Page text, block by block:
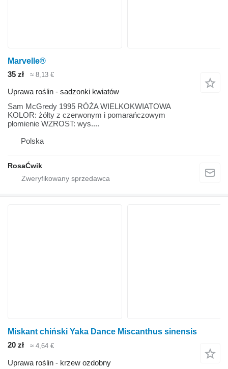
Marvelle®
35 zł
≈ 8,13 €
Uprawa roślin - sadzonki kwiatów
Sam McGredy 1995 RÓŻA WIELKOKWIATOWA
KOLOR: żółty z czerwonym i pomarańczowym
płomienie WZROST: wys....
Polska
RosaĆwik
Miskant chiński Yaka Dance Miscanthus sinensis
20 zł
≈ 4,64 €
Uprawa roślin - krzew ozdobny